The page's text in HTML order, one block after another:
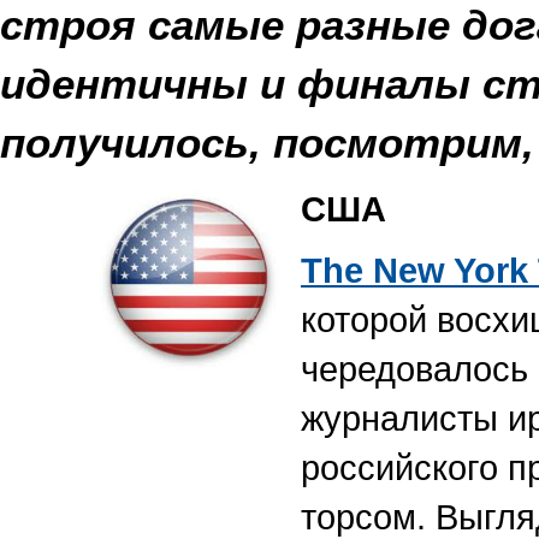
строя самые разные
идентичны и финалы
получилось,
США
The New York
которой
журналисты
российского
торсом.